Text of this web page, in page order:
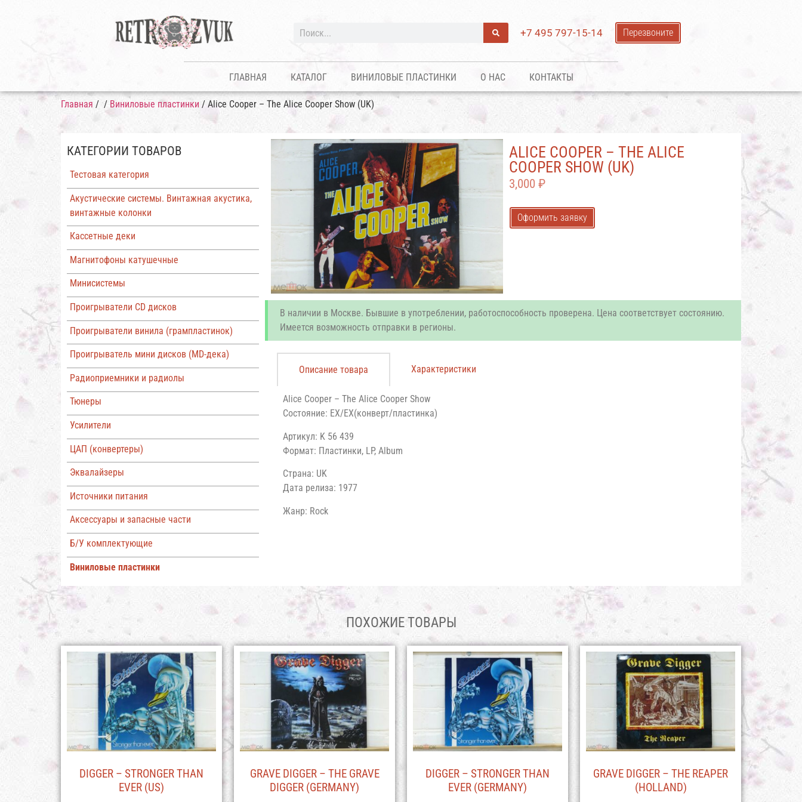
+7 495 797-15-14 Перезвоните
ГЛАВНАЯ КАТАЛОГ ВИНИЛОВЫЕ ПЛАСТИНКИ О НАС КОНТАКТЫ
Главная / / Виниловые пластинки / Alice Cooper – The Alice Cooper Show (UK)
КАТЕГОРИИ ТОВАРОВ
Тестовая категория
Акустические системы. Винтажная акустика,
винтажные колонки
Кассетные деки
Магнитофоны катушечные
Минисистемы
Проигрыватели CD дисков
Проигрыватели винила (грампластинок)
Проигрыватель мини дисков (MD-дека)
Радиоприемники и радиолы
Тюнеры
Усилители
ЦАП (конвертеры)
Эквалайзеры
Источники питания
Аксессуары и запасные части
Б/У комплектующие
Виниловые пластинки
ALICE COOPER – THE ALICE
COOPER SHOW (UK)
3,000 ₽
Оформить заявку
В наличии в Москве. Бывшие в употреблении, работоспособность проверена. Цена соответствует состоянию.
Имеется возможность отправки в регионы.
Описание товара Характеристики
Alice Cooper – The Alice Cooper Show
Состояние: EX/EX(конверт/пластинка)
Артикул: K 56 439
Формат: Пластинки, LP, Album
Страна: UK
Дата релиза: 1977
Жанр: Rock
ПОХОЖИЕ ТОВАРЫ
DIGGER – STRONGER THAN
EVER (US)
GRAVE DIGGER – THE GRAVE
DIGGER (GERMANY)
DIGGER – STRONGER THAN
EVER (GERMANY)
GRAVE DIGGER – THE REAPER
(HOLLAND)